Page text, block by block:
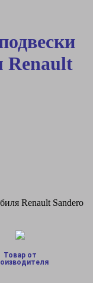
Renault
Renault Sandero
Товар от